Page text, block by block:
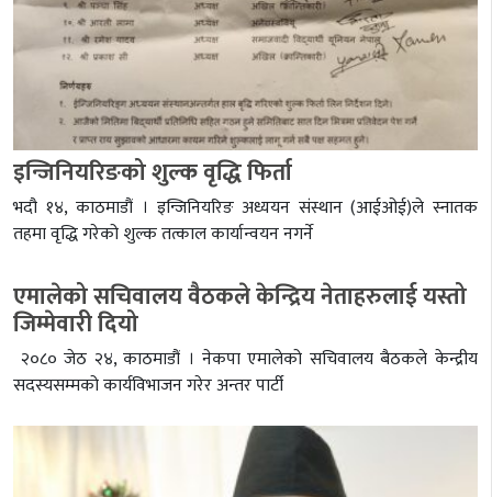
इन्जिनियरिङको शुल्क वृद्धि फिर्ता
भदौ १४, काठमाडौं । इन्जिनियरिङ अध्ययन संस्थान (आईओई)ले स्नातक
तहमा वृद्धि गरेको शुल्क तत्काल कार्यान्वयन नगर्ने
एमालेको सचिवालय वैठकले केन्द्रिय नेताहरुलाई यस्तो
जिम्मेवारी दियो
२०८० जेठ २४, काठमाडौं । नेकपा एमालेको सचिवालय बैठकले केन्द्रीय
सदस्यसम्मको कार्यविभाजन गरेर अन्तर पार्टी